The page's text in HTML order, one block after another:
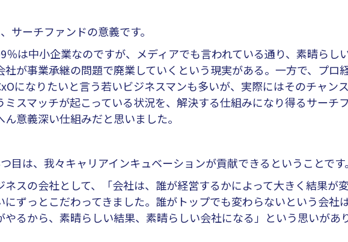
サーチファンドの意義です。
は中小企業なのですが、メディアでも言われている通り、素晴らし
社が事業承継の問題で廃業していくという現実がある。一方で、プロ
になりたいと言う若いビジネスマンも多いが、実際にはそのチャンス
ミスマッチが起こっている状況を、解決する仕組みになり得るサーチフ
意義深い仕組みだと思いました。
目は、我々キャリアインキュベーションが貢献できるということです。
スの会社として、「会社は、誰が経営するかによって大きく結果が変
にずっとこだわってきました。誰がトップでも変わらないという会社
やるから、素晴らしい結果、素晴らしい会社になる」という思いがあ